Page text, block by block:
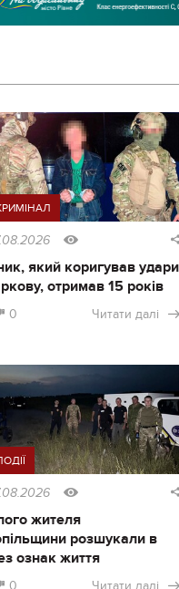
який коригував удари
отримав 15 років
0 Читати далі
жителя
розшукали в
ознак життя
0 Читати далі